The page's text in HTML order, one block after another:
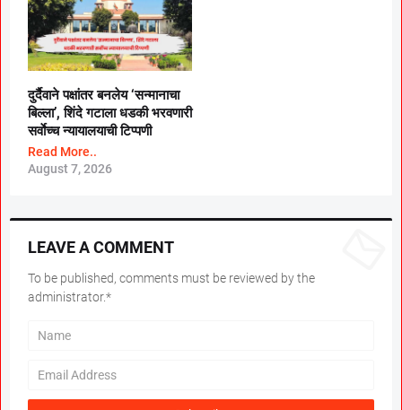
दुर्दैवाने पक्षांतर बनलेय ‘सन्मानाचा
बिल्ला’, शिंदे गटाला धडकी भरवणारी
सर्वाेच्च न्यायालयाची टिप्पणी
Read More..
August 7, 2026
LEAVE A COMMENT
To be published, comments must be reviewed by the
administrator.*